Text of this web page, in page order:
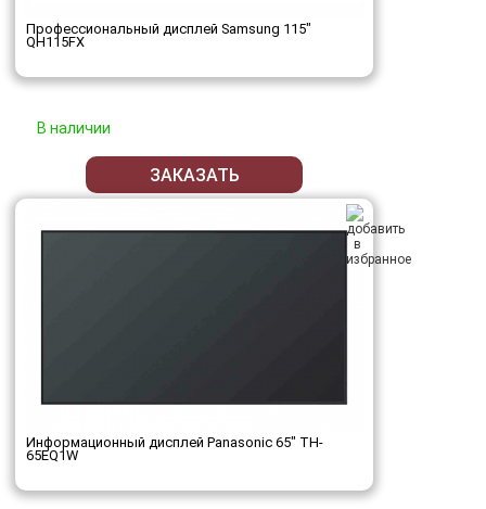
Профессиональный дисплей Samsung 115"
QH115FX
В наличии
ЗАКАЗАТЬ
Информационный дисплей Panasonic 65" TH-
65EQ1W